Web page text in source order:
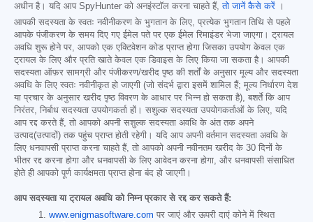
अधीन है। यदि आप SpyHunter को अनइंस्टॉल करना चाहते हैं,तो जानें कैसे करें ।
आपकी सदस्यता के स्वतः नवीनीकरण के भुगतान के लिए, प्रत्येक भुगतान तिथि से पहले
आपके पंजीकरण के समय दिए गए ईमेल पते पर एक ईमेल रिमाइंडर भेजा जाएगा। ट्रायल
अवधि शुरू होने पर, आपको एक एक्टिवेशन कोड प्राप्त होगा जिसका उपयोग केवल एक
ट्रायल के लिए और प्रति खाते केवल एक डिवाइस के लिए किया जा सकता है। आपकी
सदस्यता ऑफ़र सामग्री और पंजीकरण/खरीद पृष्ठ की शर्तों के अनुसार मूल्य और सदस्यता
अवधि के लिए स्वतः नवीनीकृत हो जाएगी (जो संदर्भ द्वारा इसमें शामिल हैं; मूल्य निर्धारण देश
या प्रचार के अनुसार खरीद पृष्ठ विवरण के आधार पर भिन्न हो सकता है), बशर्ते कि आप
निरंतर, निर्बाध सदस्यता उपयोगकर्ता हों। सशुल्क सदस्यता उपयोगकर्ताओं के लिए, यदि
आप रद्द करते हैं, तो आपको अपनी सशुल्क सदस्यता अवधि के अंत तक अपने
उत्पाद(उत्पादों) तक पहुंच प्राप्त होती रहेगी। यदि आप अपनी वर्तमान सदस्यता अवधि के
लिए धनवापसी प्राप्त करना चाहते हैं, तो आपको अपनी नवीनतम खरीद के 30 दिनों के
भीतर रद्द करना होगा और धनवापसी के लिए आवेदन करना होगा, और धनवापसी संसाधित
होते ही आपको पूर्ण कार्यक्षमता प्राप्त होना बंद हो जाएगी।
आप सदस्यता या ट्रायल अवधि को निम्न प्रकार से रद्द कर सकते हैं:
www.enigmasoftware.com पर जाएं और ऊपरी दाएं कोने में स्थित